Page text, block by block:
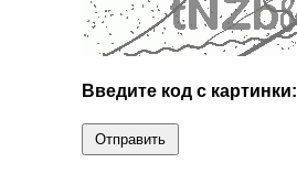
Введите код с картинки:
Отправить